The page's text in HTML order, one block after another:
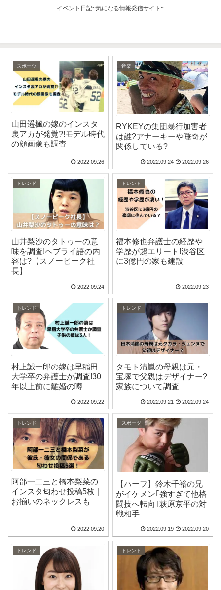
イベント日記~気になる情報発信サイト~
スポーツ
山田遥楓の嫁のインスタ
裏アカが発覚?!モデル時代
の顔画像も調査
2022.09.26
音楽
RYKEYの集団暴行加害者
は誰?アナーキーや唾奇が
関係している?
2022.09.24 2022.09.26
トレンド
山井梨沙のタトゥーの意
味を調査!ヘブライ語の内
容は?【スノーピーク社
長】
2022.09.24
トレンド
福本修也弁護士の経歴や
学歴が超エリート!渋谷区
に3億円の家も建設
2022.09.23
トレンド
村上誠一郎の嫁は早稲田
大学卒の弁護士か調査!30
年以上前に離婚の噂
2022.09.22
トレンド
タモト清嵐の母親は元・
宝塚で父親はデザイナー?
家族について調査
2022.09.21 2022.09.24
トレンド
阿部一二三と橋本梨菜の
インスタ匂わせ投稿5枚｜
お揃いのネックレスも
2022.09.20
スポーツ
【ハーフ】鈴木千裕の兄
がイケメン｢強すぎて他格
闘技へ転向｣萩原京平の対
戦相手
2022.09.19 2022.09.20
トレンド トレンド